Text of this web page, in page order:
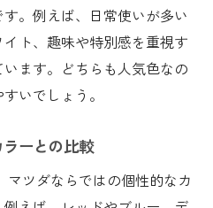
。例えば、日常使いが多い
ト、趣味や特別感を重視す
ます。どちらも人気色なの
いでしょう。
ーとの比較
マツダならではの個性的なカ